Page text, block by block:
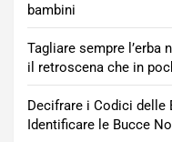
bambini
Tagliare sempre l’erba
il retroscena che in
Decifrare i Codici delle
Identificare le Bucce